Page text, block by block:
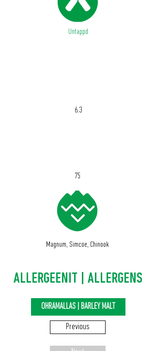
Untappd
6.3
75
Magnum, Simcoe, Chinook
ALLERGEENIT | ALLERGENS
OHRAMALLAS | BARLEY MALT
Previous